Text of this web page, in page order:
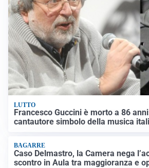
LUTTO
Francesco Guccini è morto a 86
cantautore simbolo della musica
BAGARRE
Caso Delmastro, la Camera nega
scontro in Aula tra maggioranza e